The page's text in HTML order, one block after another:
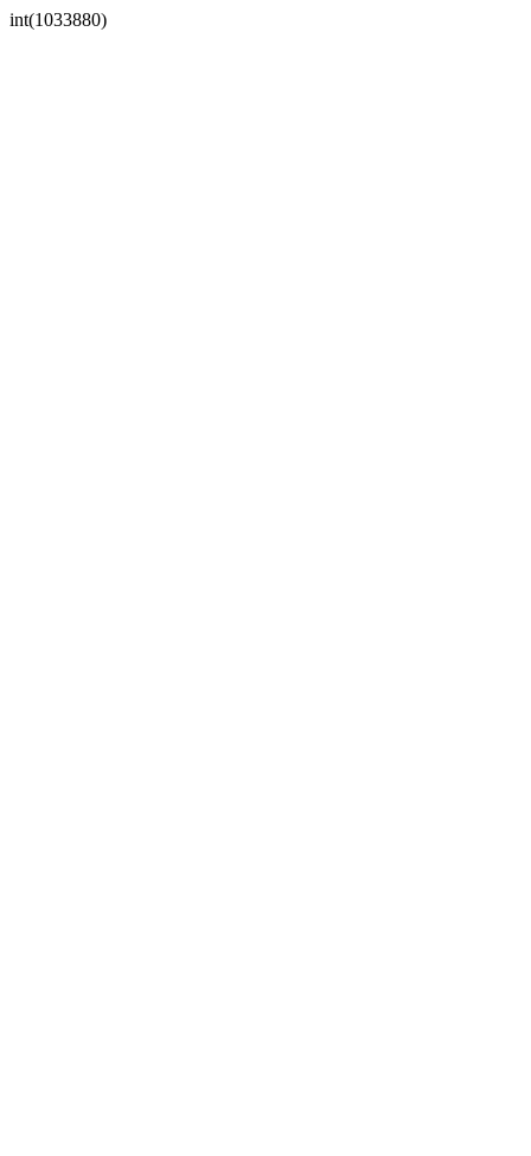
int(1033880)